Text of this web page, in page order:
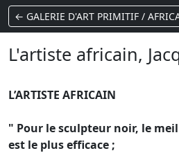
← GALERIE D'ART PRIMITIF /
L'artiste africain,
L’ARTISTE AFRICAIN
" Pour le sculpteur noir, le
est le plus efficace ;